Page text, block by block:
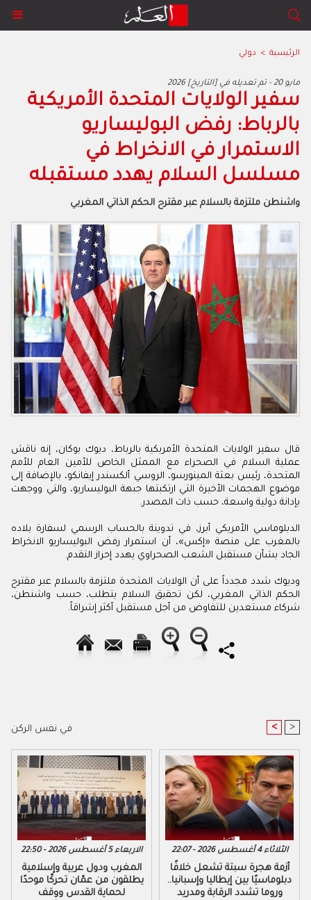
الرئيسية > دولي
2026 مايو 20 - تم تعديله في [التاريخ]
سفير الولايات المتحدة الأمريكية
بالرباط: رفض البوليساريو
الاستمرار في الانخراط في
مسلسل السلام يهدد مستقبله
واشنطن ملتزمة بالسلام عبر مقترح الحكم الذاتي المغربي
قال سفير الولايات المتحدة الأمريكية بالرباط، ديوك بوكان، إنه ناقش
عملية السلام في الصحراء مع الممثل الخاص للأمين العام للأمم
المتحدة، رئيس بعثة المينورسو، الروسي ألكسندر إيفانكو، بالإضافة إلى
موضوع الهجمات الأخيرة التي ارتكبتها جبهة البوليساريو، والتي ووجهت
بإدانة دولية واسعة، حسب ذات المصدر.
الدبلوماسي الأمريكي أبرز، في تدوينة بالحساب الرسمي لسفارة بلاده
بالمغرب على منصة «إكس»، أن استمرار رفض البوليساريو الانخراط
الجاد بشأن مستقبل الشعب الصحراوي يهدد إحراز التقدم.
وديوك شدد مجدداً على أن الولايات المتحدة ملتزمة بالسلام عبر مقترح
الحكم الذاتي المغربي، لكن تحقيق السلام يتطلب، حسب واشنطن،
شركاء مستعدين للتفاوض من أجل مستقبل أكثر إشراقاً.
في نفس الركن < >
الاربعاء 5 أغسطس 2026 - 22:50
المغرب ودول عربية وإسلامية
يطلقون من عمّان تحركًا موحدًا
لحماية القدس ووقف
الثلاثاء 4 أغسطس 2026 - 22:07
أزمة هجرة سبتة تشعل خلافًا
دبلوماسيًا بين إيطاليا وإسبانيا..
وروما تشدد الرقابة ومدريد